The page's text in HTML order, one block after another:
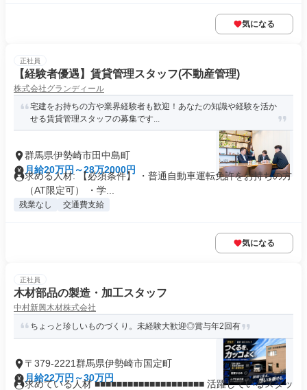
気になる
正社員
【経験者優遇】賃貸管理スタッフ(不動産管理)
株式会社グランディール
宅建をお持ちの方や業界経験者も歓迎！あなたの知識や経験を活か
せる賃貸管理スタッフの募集です...
群馬県伊勢崎市田中島町
月給20万円～28万2000円
求める人材: 【必須条件】 ・普通自動車運転免許をお持ちの方
（AT限定可） ・学...
残業なし 交通費支給
気になる
正社員
木材部品の製造・加工スタッフ
中村新興木材株式会社
ちょっと珍しいものづくり。未経験大歓迎◎賞与年2回有
〒379-2221群馬県伊勢崎市国定町
月給22万円～30万円
求めている人材 ■■■■■■■■■■■■■■■■■■■■ 活躍しているスタッ